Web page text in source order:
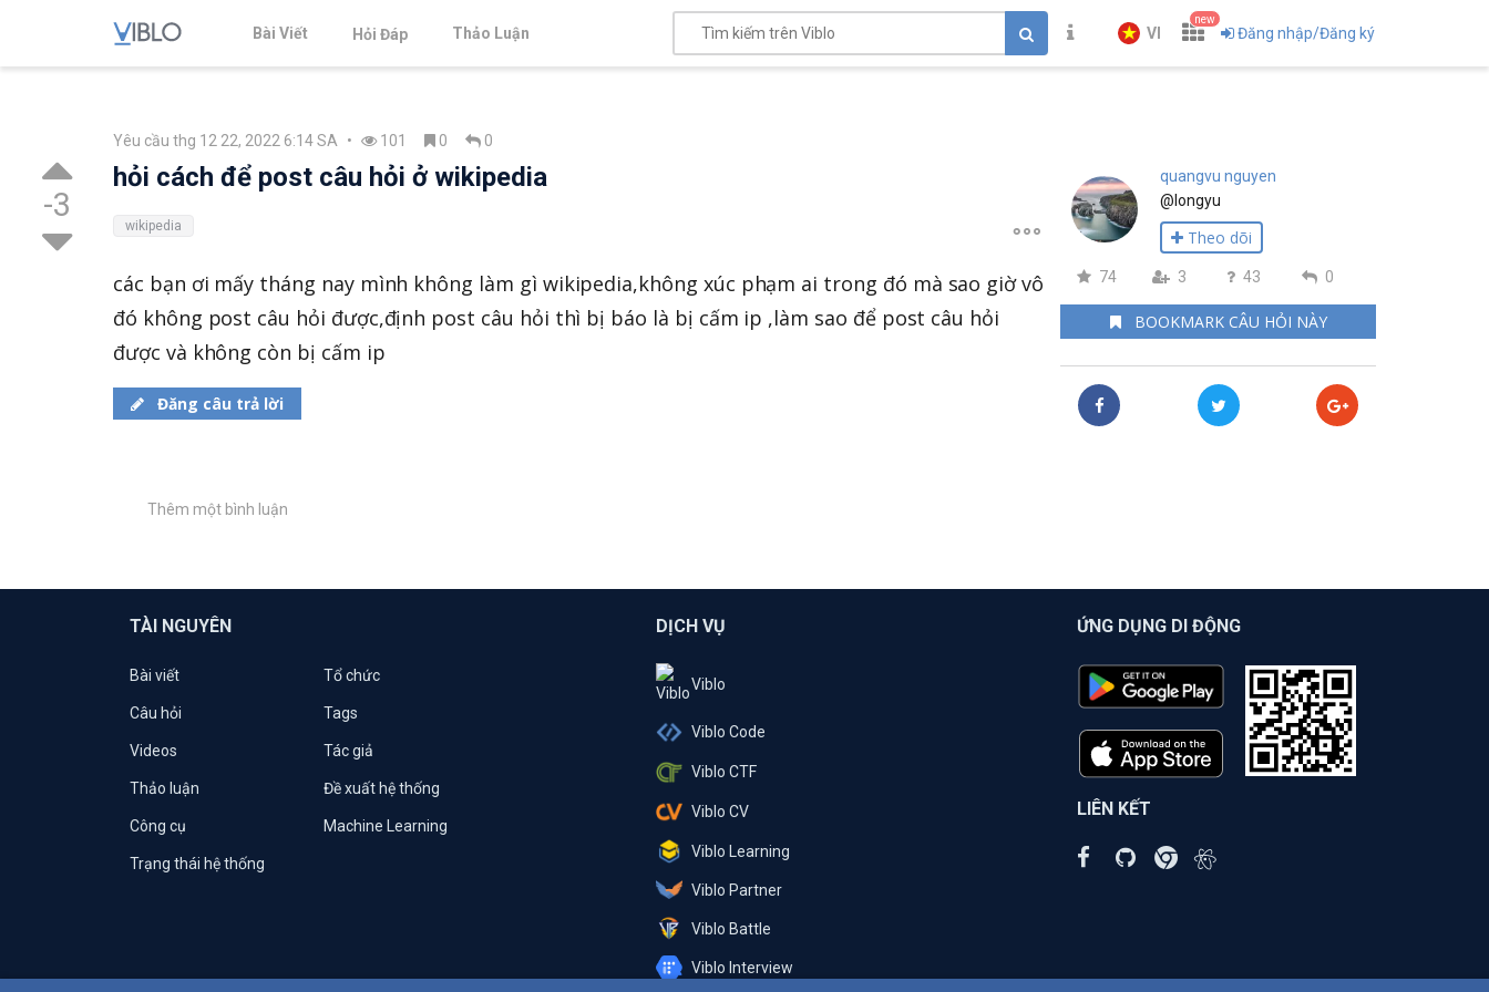
Bài Viết Hỏi Đáp Thảo Luận VI
new
Đăng nhập/Đăng ký
Yêu cầu thg 12 22, 2022 6:14 SA • 101 0 0
-3
hỏi cách để post câu hỏi ở wikipedia
wikipedia
các bạn ơi mấy tháng nay mình không làm gì wikipedia,không xúc phạm ai trong đó mà sao giờ vô
đó không post câu hỏi được,định post câu hỏi thì bị báo là bị cấm ip ,làm sao để post câu hỏi
được và không còn bị cấm ip
Đăng câu trả lời
quangvu nguyen
@longyu
Theo dõi
74 3 43 0
BOOKMARK CÂU HỎI NÀY
Thêm một bình luận
TÀI NGUYÊN
Bài viết Tổ chức
Câu hỏi Tags
Videos Tác giả
Thảo luận Đề xuất hệ thống
Công cụ Machine Learning
Trạng thái hệ thống
DỊCH VỤ
Viblo
Viblo Code
Viblo CTF
Viblo CV
Viblo Learning
Viblo Partner
Viblo Battle
Viblo Interview
ỨNG DỤNG DI ĐỘNG
LIÊN KẾT